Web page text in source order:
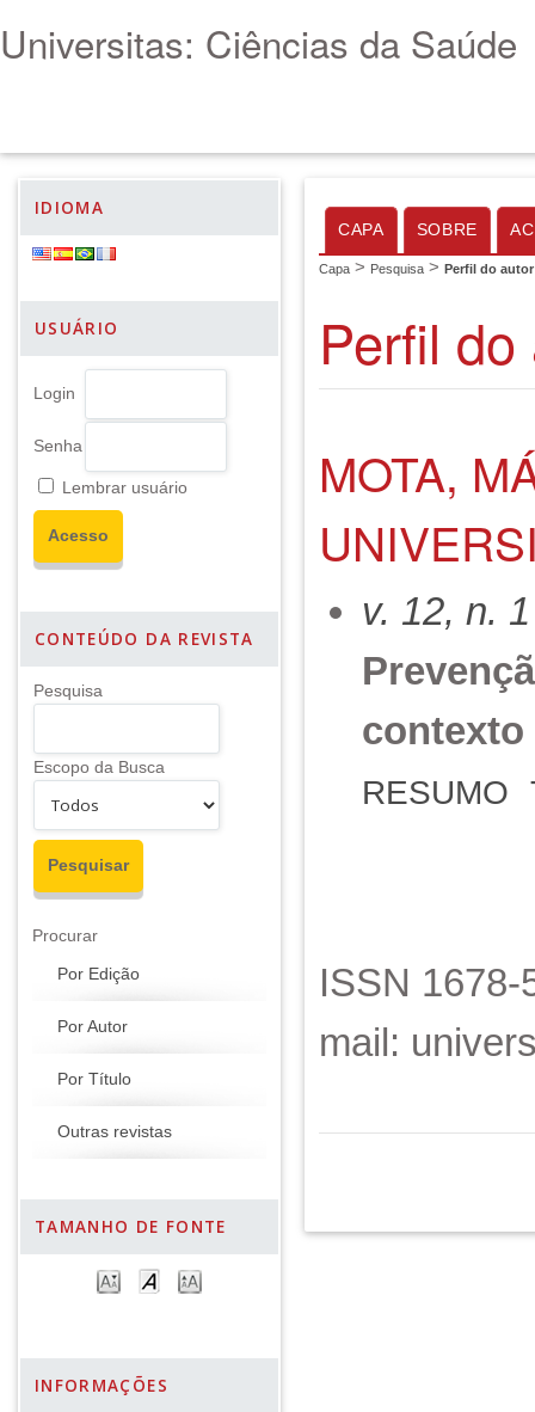
Universitas: Ciências da Saúde
IDIOMA
USUÁRIO
Login
Senha
Lembrar usuário
CONTEÚDO DA REVISTA
Pesquisa
Escopo da Busca
Procurar
Por Edição
Por Autor
Por Título
Outras revistas
TAMANHO DE FONTE
INFORMAÇÕES
CAPA SOBRE
Capa > Pesquisa > Perfil do autor
Perfil
MOTA,
v. 12, n.
contexto
RESUMO
ISSN
mail: